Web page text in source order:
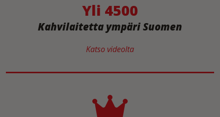
Yli 4500
Kahvilaitetta ympäri Suomen
Katso videolta